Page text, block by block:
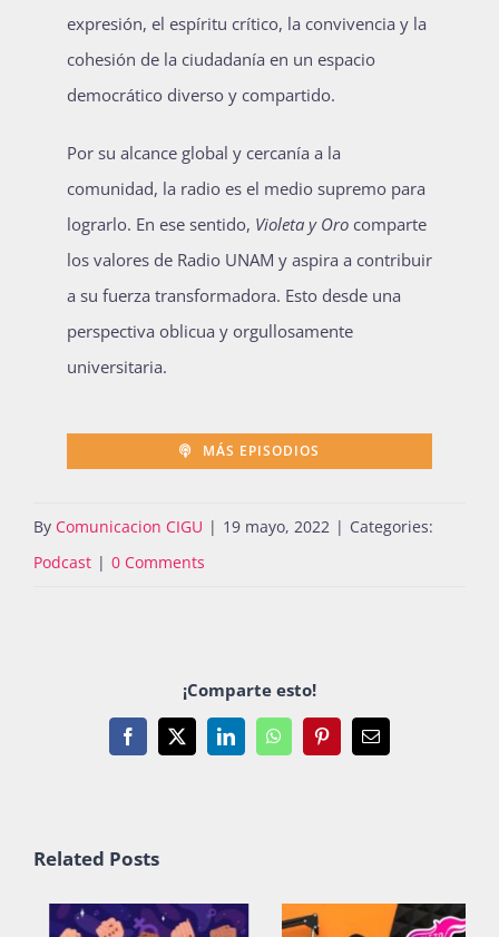
expresión, el espíritu crítico, la convivencia y la
cohesión de la ciudadanía en un espacio
democrático diverso y compartido.
Por su alcance global y cercanía a la
comunidad, la radio es el medio supremo para
lograrlo. En ese sentido, Violeta y Oro comparte
los valores de Radio UNAM y aspira a contribuir
a su fuerza transformadora. Esto desde una
perspectiva oblicua y orgullosamente
universitaria.
MÁS EPISODIOS
By Comunicacion CIGU | 19 mayo, 2022 | Categories:
Podcast | 0 Comments
¡Comparte esto!
Facebook
X LinkedInWhatsAppPinterestEmail
Related Posts